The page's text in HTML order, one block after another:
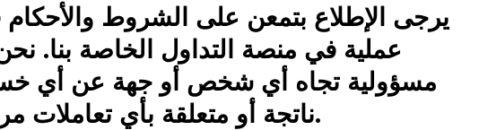
يرجى الإطلاع بتمعن على الشروط والأحكام
عملية في منصة التداول الخاصة بنا.
مسؤولية تجاه أي شخص أو جهة عن أي
ناتجة أو متعلقة بأي تعاملات مرتبطة بالموقع.